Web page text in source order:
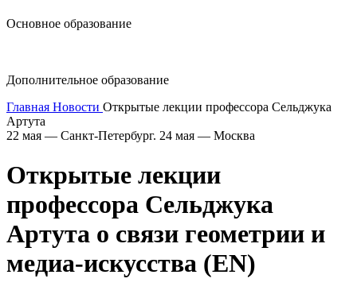
Основное образование
Дополнительное образование
Главная Новости Открытые лекции профессора Сельджука
Артута
22 мая — Санкт-Петербург. 24 мая — Москва
Открытые лекции
профессора Сельджука
Артута о связи геометрии и
медиа-искусства (EN)